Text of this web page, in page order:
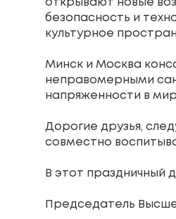
открывают новые
безопасность и
культурное
Минск и Москва
неправомерными
напряженности в
Дорогие друзья,
совместно
В этот праздничный
Председатель